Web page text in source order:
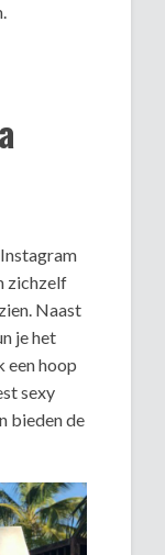
zichzelf
Naast
je het
een hoop
sexy
bieden de